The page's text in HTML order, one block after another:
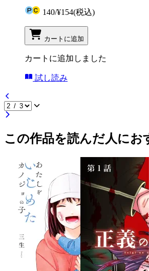
140/¥154(税込)
カートに追加
カートに追加しました
試し読み
この作品を読んだ人にお